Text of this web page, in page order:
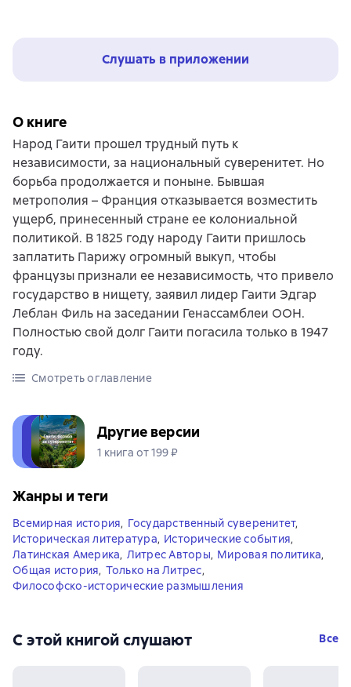
Слушать в приложении
О книге
Народ Гаити прошел трудный путь к
независимости, за национальный суверенитет. Но
борьба продолжается и поныне. Бывшая
метрополия – Франция отказывается возместить
ущерб, принесенный стране ее колониальной
политикой. В 1825 году народу Гаити пришлось
заплатить Парижу огромный выкуп, чтобы
французы признали ее независимость, что привело
государство в нищету, заявил лидер Гаити Эдгар
Леблан Филь на заседании Генассамблеи ООН.
Полностью свой долг Гаити погасила только в 1947
году.
Смотреть оглавление
Другие версии
1 книга от 199 ₽
Жанры и теги
Всемирная история, Государственный суверенитет,
Историческая литература, Исторические события,
Латинская Америка, Литрес Авторы, Мировая политика,
Общая история, Только на Литрес,
Философско-исторические размышления
С этой книгой слушают Все